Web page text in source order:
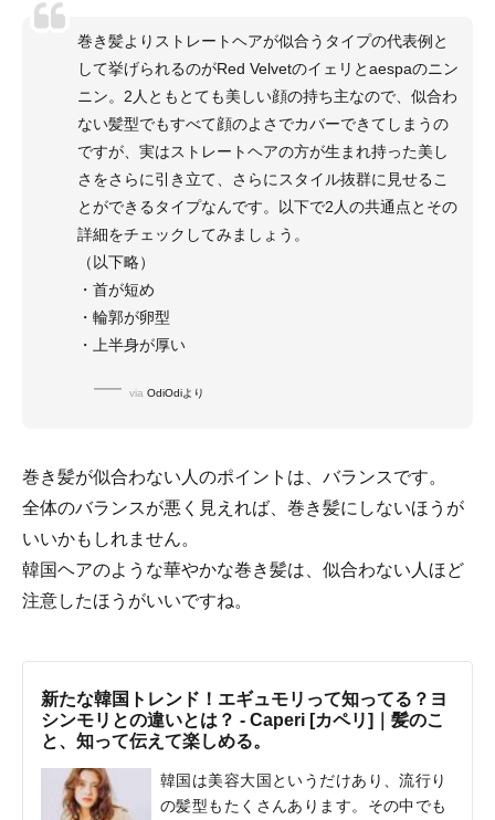
巻き髪よりストレートヘアが似合うタイプの代表例と
して挙げられるのがRed Velvetのイェリとaespaのニン
ニン。2人ともとても美しい顔の持ち主なので、似合わ
ない髪型でもすべて顔のよさでカバーできてしまうの
ですが、実はストレートヘアの方が生まれ持った美し
さをさらに引き立て、さらにスタイル抜群に見せるこ
とができるタイプなんです。以下で2人の共通点とその
詳細をチェックしてみましょう。
（以下略）
・首が短め
・輪郭が卵型
・上半身が厚い
via OdiOdiより
巻き髪が似合わない人のポイントは、バランスです。
全体のバランスが悪く見えれば、巻き髪にしないほうが
いいかもしれません。
韓国ヘアのような華やかな巻き髪は、似合わない人ほど
注意したほうがいいですね。
新たな韓国トレンド！エギュモリって知ってる？ヨ
シンモリとの違いとは？ - Caperi [カペリ]｜髪のこ
と、知って伝えて楽しめる。
韓国は美容大国というだけあり、流行り
の髪型もたくさんあります。その中でも